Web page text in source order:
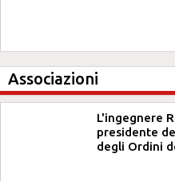
Associazioni
L'ingegnere
presidente
degli Ordini